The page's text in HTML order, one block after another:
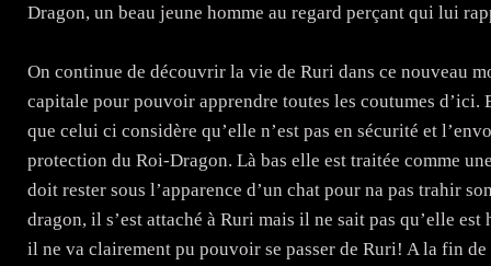
Dragon, un beau jeune homme au regard perçant qui lui
On continue de découvrir la vie de Ruri dans ce nouveau
capitale pour pouvoir apprendre toutes les coutumes d’ici.
que celui ci considère qu’elle n’est pas en sécurité et
protection du Roi-Dragon. Là bas elle est traitée comme
doit rester sous l’apparence d’un chat pour na pas trahir
dragon, il s’est attaché à Ruri mais il ne sait pas qu’elle
il ne va clairement pu pouvoir se passer de Ruri! A la fin